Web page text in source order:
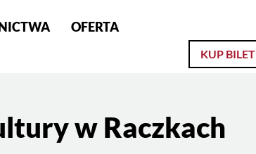
Szukaj
OFERTA
KUP BILET
w Raczkach